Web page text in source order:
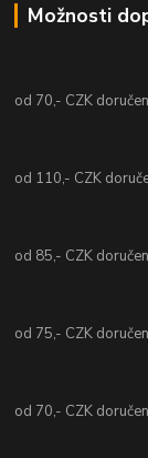
Možnosti
od 70,- CZK
od 110,- CZK
od 85,- CZK
od 75,- CZK
od 70,- CZK